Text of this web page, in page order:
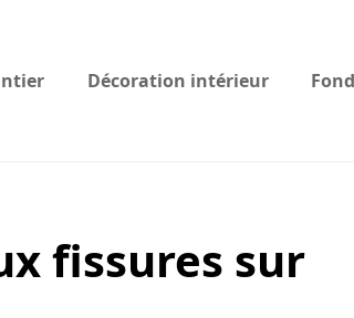
Décoration intérieur
fissures sur